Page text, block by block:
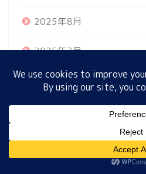
2025年8月
2025年7月
2025年6月
2025年4月
プロフィール